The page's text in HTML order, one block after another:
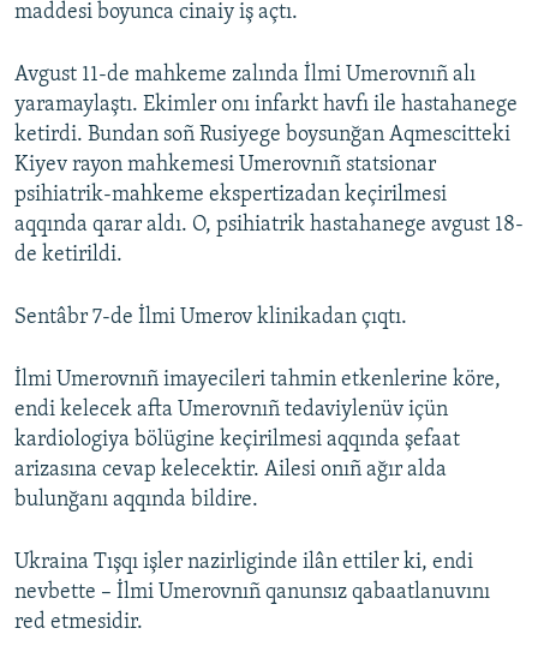
maddesi boyunca cinaiy iş açtı.
Avgust 11-de mahkeme zalında İlmi Umerovnıñ alı
yaramaylaştı. Ekimler onı infarkt havfı ile hastahanege
ketirdi. Bundan soñ Rusiyege boysunğan Aqmescitteki
Kiyev rayon mahkemesi Umerovnıñ statsionar
psihiatrik-mahkeme ekspertizadan keçirilmesi
aqqında qarar aldı. O, psihiatrik hastahanege avgust 18-
de ketirildi.
Sentâbr 7-de İlmi Umerov klinikadan çıqtı.
İlmi Umerovnıñ imayecileri tahmin etkenlerine köre,
endi kelecek afta Umerovnıñ tedaviylenüv içün
kardiologiya bölügine keçirilmesi aqqında şefaat
arizasına cevap kelecektir. Ailesi onıñ ağır alda
bulunğanı aqqında bildire.
Ukraina Tışqı işler nazirliginde ilân ettiler ki, endi
nevbette – İlmi Umerovnıñ qanunsız qabaatlanuvını
red etmesidir.